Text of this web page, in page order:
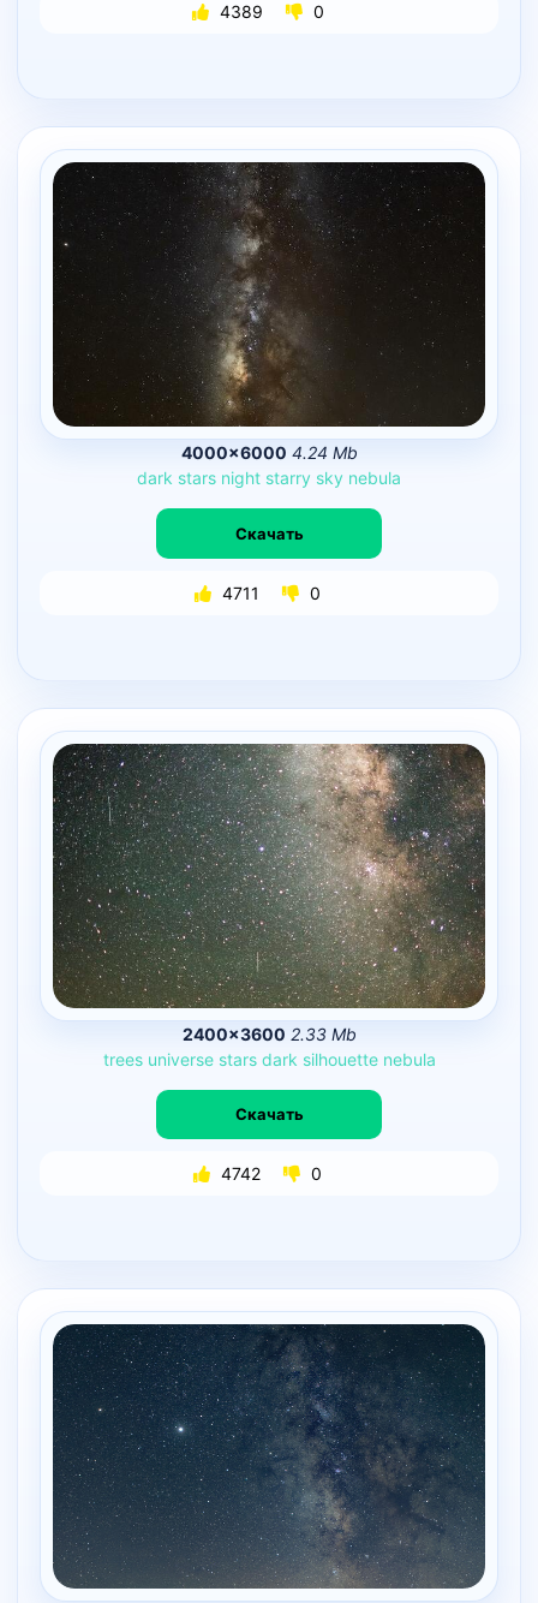
4389 0
4000×6000 4.24 Mb
dark stars night starry sky nebula
Скачать
4711 0
2400×3600 2.33 Mb
trees universe stars dark silhouette nebula
Скачать
4742 0